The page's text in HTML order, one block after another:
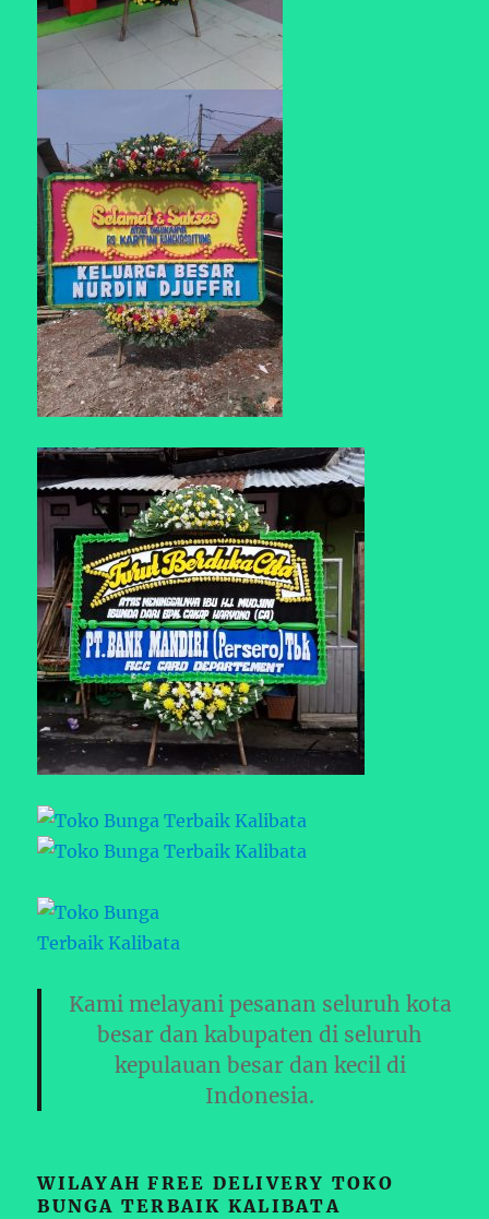
Kami melayani pesanan seluruh kota
besar dan kabupaten di seluruh
kepulauan besar dan kecil di
Indonesia.
WILAYAH FREE DELIVERY TOKO
BUNGA TERBAIK KALIBATA